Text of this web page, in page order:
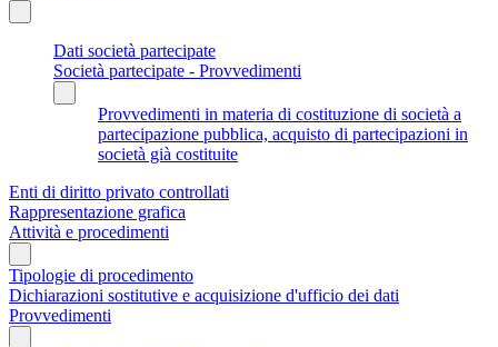
Dati società partecipate
Società partecipate - Provvedimenti
Provvedimenti in materia di costituzione di società a
partecipazione pubblica, acquisto di partecipazioni in
società già costituite
Enti di diritto privato controllati
Rappresentazione grafica
Attività e procedimenti
Tipologie di procedimento
Dichiarazioni sostitutive e acquisizione d'ufficio dei dati
Provvedimenti